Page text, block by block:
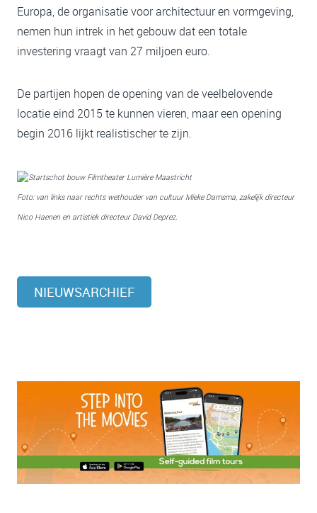
Europa, de organisatie voor architectuur en vormgeving,
nemen hun intrek in het gebouw dat een totale
investering vraagt van 27 miljoen euro.
De partijen hopen de opening van de veelbelovende
locatie eind 2015 te kunnen vieren, maar een opening
begin 2016 lijkt realistischer te zijn.
Foto: van links naar rechts wethouder van cultuur Mieke Damsma, zakelijk directeur
Nico Haenen en artistiek directeur David Deprez.
NIEUWSARCHIEF